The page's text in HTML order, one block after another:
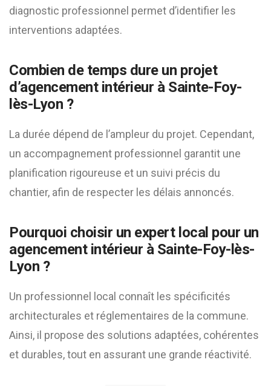
diagnostic professionnel permet d’identifier les
interventions adaptées.
Combien de temps dure un projet
d’agencement intérieur à Sainte-Foy-
lès-Lyon ?
La durée dépend de l’ampleur du projet. Cependant,
un accompagnement professionnel garantit une
planification rigoureuse et un suivi précis du
chantier, afin de respecter les délais annoncés.
Pourquoi choisir un expert local pour un
agencement intérieur à Sainte-Foy-lès-
Lyon ?
Un professionnel local connaît les spécificités
architecturales et réglementaires de la commune.
Ainsi, il propose des solutions adaptées, cohérentes
et durables, tout en assurant une grande réactivité.